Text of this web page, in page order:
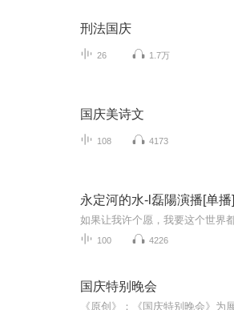
刑法国庆
26 1.7万
国庆美诗文
108 4173
永定河的水-l磊陽演播[单播]
100 4226
国庆特别晚会